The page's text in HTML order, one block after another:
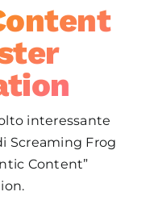
interessante
Screaming Frog
Content”